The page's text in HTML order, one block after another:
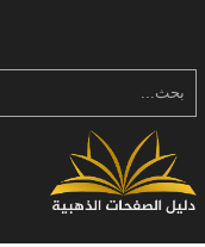
بحث...